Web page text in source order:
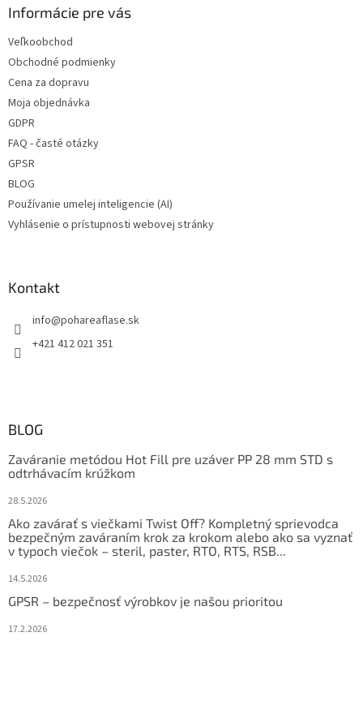
✅ Poháre skladom a ihneď na
odoslanie!
Informácie pre vás
Veľkoobchod
Obchodné podmienky
Cena za dopravu
Moja objednávka
GDPR
FAQ - časté otázky
GPSR
BLOG
Používanie umelej inteligencie (AI)
Vyhlásenie o prístupnosti webovej stránky
Kontakt
info@pohareaflase.sk
+421 412 021 351
BLOG
Zaváranie metódou Hot Fill pre uzáver PP 28 mm STD s
odtrhávacím krúžkom
28.5.2026
Ako zavárať s viečkami Twist Off? Kompletný sprievodca
bezpečným zaváraním krok za krokom alebo ako sa vyznať
v typoch viečok – steril, paster, RTO, RTS, RSB...
14.5.2026
GPSR – bezpečnosť výrobkov je našou prioritou
17.2.2026